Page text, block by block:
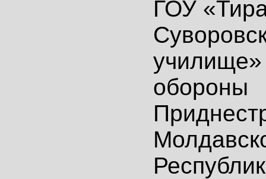
ГОУ
училище»
обороны